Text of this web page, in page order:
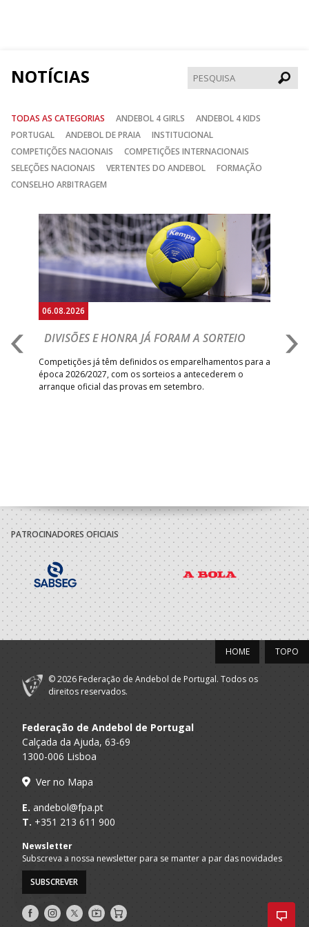
NOTÍCIAS
TODAS AS CATEGORIAS ANDEBOL 4 GIRLS
ANDEBOL 4 KIDS
PORTUGAL
ANDEBOL DE PRAIA
INSTITUCIONAL
COMPETIÇÕES NACIONAIS
COMPETIÇÕES INTERNACIONAIS
SELEÇÕES NACIONAIS
VERTENTES DO ANDEBOL
FORMAÇÃO
CONSELHO ARBITRAGEM
06.08.2026
DIVISÕES E HONRA JÁ FORAM A SORTEIO
Competições já têm definidos os emparelhamentos para a
época 2026/2027, com os sorteios a antecederem o
arranque oficial das provas em setembro.
Anterior
PATROCINADORES OFICIAIS
TOPO
HOME
© 2026 Federação de Andebol de Portugal. Todos os
direitos reservados.
Federação de Andebol de Portugal
Calçada da Ajuda, 63-69
1300-006 Lisboa
Ver no Mapa
E. andebol@fpa.pt
T. +351 213 611 900
Newsletter
Subscreva a nossa newsletter para se manter a par das novidades
SUBSCREVER
Siga- Siga- Siga- AndebolTV
Loja